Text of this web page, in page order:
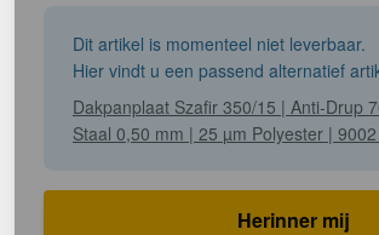
Dit artikel is momenteel niet leverbaar.
Hier vindt u een passend alternatief
Dakpanplaat Szafir 350/15 | Anti-Drup
Staal 0,50 mm | 25 µm Polyester |
Herinner mij